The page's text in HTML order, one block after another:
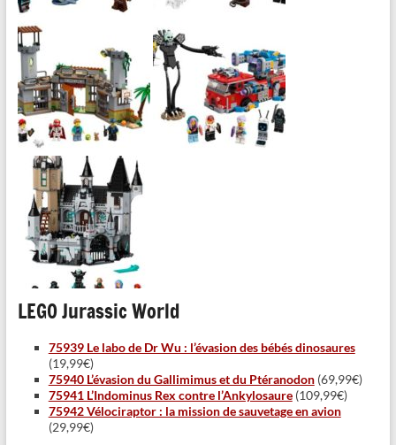
LEGO Jurassic World
75939 Le labo de Dr Wu : l’évasion des bébés dinosaures
(19,99€)
75940 L’évasion du Gallimimus et du Ptéranodon(69,99€)
75941 L’Indominus Rex contre l’Ankylosaure(109,99€)
75942 Vélociraptor : la mission de sauvetage en avion
(29,99€)